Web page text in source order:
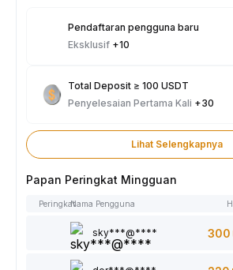
Pendaftaran pengguna baru
Eksklusif +10
Total Deposit ≥ 100 USDT
Penyelesaian Pertama Kali +30
Lihat Selengkapnya
Papan Peringkat Mingguan
PeringkatNama Pengguna
sky***@**** 300